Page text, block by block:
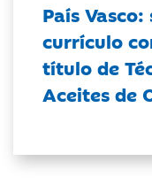
País
currículo
título de
Aceites de